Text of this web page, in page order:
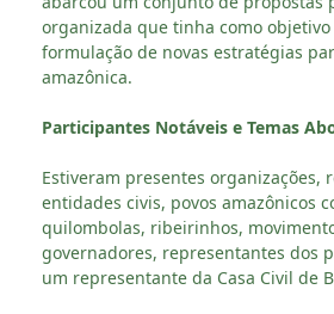
organizada que tinha como
formulação de novas estratégias
amazônica.
Participantes Notáveis e Temas
Estiveram presentes organizações,
entidades civis, povos amazônicos
quilombolas, ribeirinhos,
governadores, representantes dos
um representante da Casa Civil de